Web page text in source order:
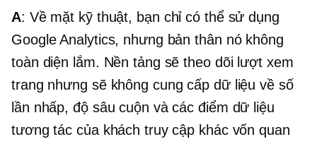
A: Về mặt kỹ thuật, bạn chỉ có thể sử dụng
Google Analytics, nhưng bản thân nó không
toàn diện lắm. Nền tảng sẽ theo dõi lượt xem
trang nhưng sẽ không cung cấp dữ liệu về số
lần nhấp, độ sâu cuộn và các điểm dữ liệu
tương tác của khách truy cập khác vốn quan